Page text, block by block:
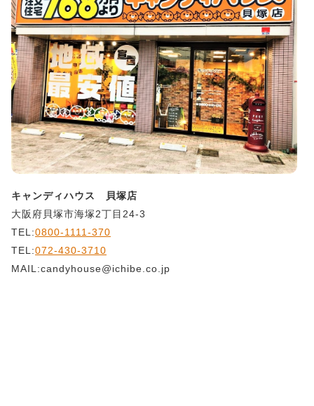
キャンディハウス 貝塚店
大阪府貝塚市海塚2丁目24-3
TEL:0800-1111-370
TEL:072-430-3710
MAIL:candyhouse@ichibe.co.jp